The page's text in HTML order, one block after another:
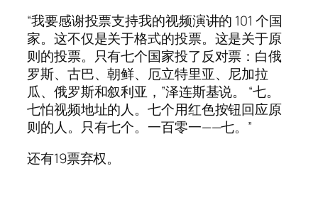
“我要感谢投票支持我的视频演讲的 101 个国
家。这不仅是关于格式的投票。这是关于原
则的投票。只有七个国家投了反对票：白俄
罗斯、古巴、朝鲜、厄立特里亚、尼加拉
瓜、俄罗斯和叙利亚，”泽连斯基说。 “七。
七怕视频地址的人。七个用红色按钮回应原
则的人。只有七个。一百零一——七。”
还有19票弃权。